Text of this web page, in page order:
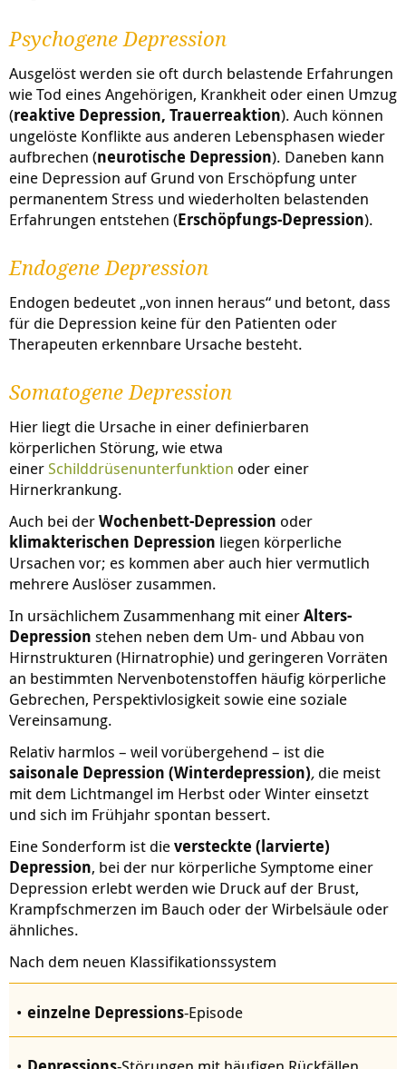
Psychogene Depression
Ausgelöst werden sie oft durch belastende Erfahrungen
wie Tod eines Angehörigen, Krankheit oder einen Umzug
(reaktive Depression, Trauerreaktion). Auch können
ungelöste Konflikte aus anderen Lebensphasen wieder
aufbrechen (neurotische Depression). Daneben kann
eine Depression auf Grund von Erschöpfung unter
permanentem Stress und wiederholten belastenden
Erfahrungen entstehen (Erschöpfungs-Depression).
Endogene Depression
Endogen bedeutet „von innen heraus“ und betont, dass
für die Depression keine für den Patienten oder
Therapeuten erkennbare Ursache besteht.
Somatogene Depression
Hier liegt die Ursache in einer definierbaren
körperlichen Störung, wie etwa
einerSchilddrüsenunterfunktion oder einer
Hirnerkrankung.
Auch bei derWochenbett-Depression oder
klimakterischen Depression liegen körperliche
Ursachen vor; es kommen aber auch hier vermutlich
mehrere Auslöser zusammen.
In ursächlichem Zusammenhang mit einerAlters-
Depression stehen neben dem Um- und Abbau von
Hirnstrukturen (Hirnatrophie) und geringeren Vorräten
an bestimmten Nervenbotenstoffen häufig körperliche
Gebrechen, Perspektivlosigkeit sowie eine soziale
Vereinsamung.
Relativ harmlos – weil vorübergehend – ist die
saisonale Depression (Winterdepression), die meist
mit dem Lichtmangel im Herbst oder Winter einsetzt
und sich im Frühjahr spontan bessert.
Eine Sonderform ist dieversteckte (larvierte)
Depression, bei der nur körperliche Symptome einer
Depression erlebt werden wie Druck auf der Brust,
Krampfschmerzen im Bauch oder der Wirbelsäule oder
ähnliches.
Nach dem neuen Klassifikationssystem
einzelne Depressions-Episode